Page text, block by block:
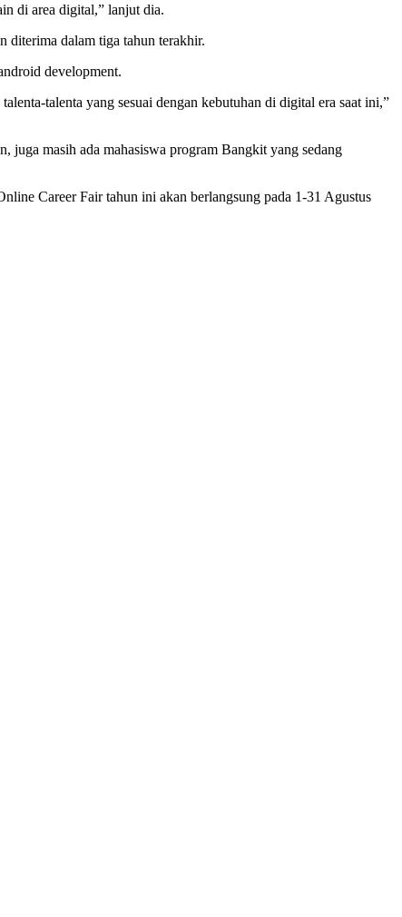
di area digital,” lanjut dia.
diterima dalam tiga tahun terakhir.
development.
talenta yang sesuai dengan kebutuhan di digital era saat ini,”
juga masih ada mahasiswa program Bangkit yang sedang
Career Fair tahun ini akan berlangsung pada 1-31 Agustus